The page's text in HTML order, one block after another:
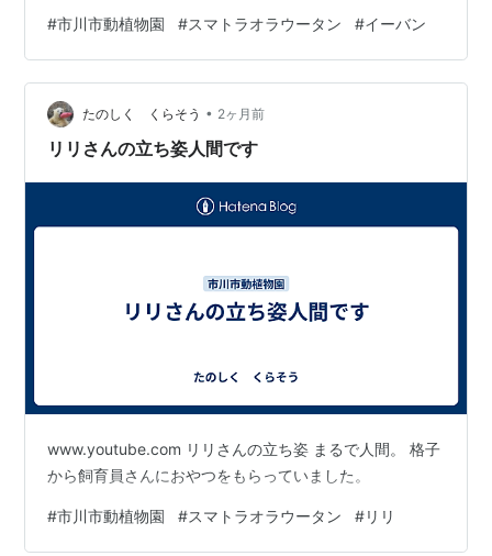
#市川市動植物園 #スマトラオラウータン #イーバン
たのしく くらそう • 2ヶ月前
リリさんの立ち姿人間です
www.youtube.com リリさんの立ち姿 まるで人間。 格子
から飼育員さんにおやつをもらっていました。
#市川市動植物園 #スマトラオラウータン #リリ